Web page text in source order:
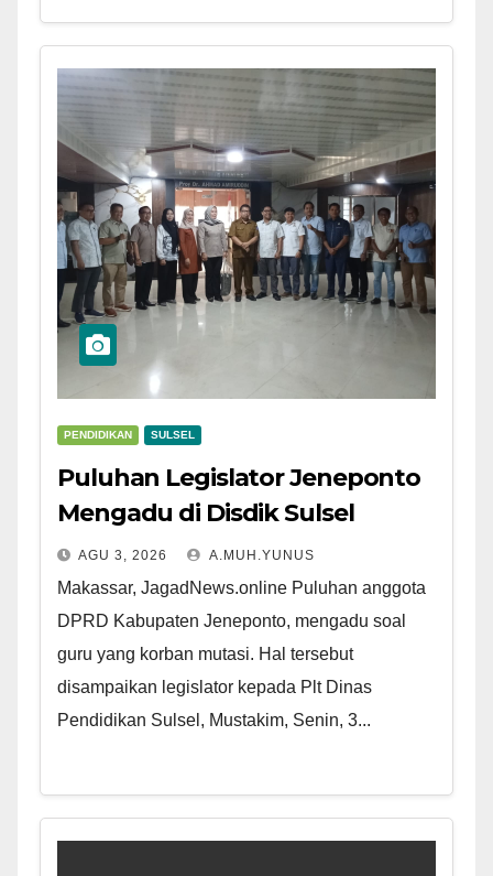
PENDIDIKAN SULSEL
Puluhan Legislator Jeneponto
Mengadu di Disdik Sulsel
AGU 3, 2026 A.MUH.YUNUS
Makassar, JagadNews.online Puluhan anggota
DPRD Kabupaten Jeneponto, mengadu soal
guru yang korban mutasi. Hal tersebut
disampaikan legislator kepada Plt Dinas
Pendidikan Sulsel, Mustakim, Senin, 3...